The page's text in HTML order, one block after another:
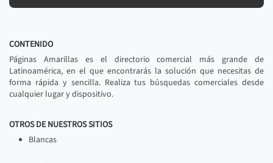
CONTENIDO
Páginas Amarillas es el directorio comercial más grande de
Latinoamérica, en el que encontrarás la solución que necesitas de
forma rápida y sencilla. Realiza tus búsquedas comerciales desde
cualquier lugar y dispositivo.
OTROS DE NUESTROS SITIOS
Blancas